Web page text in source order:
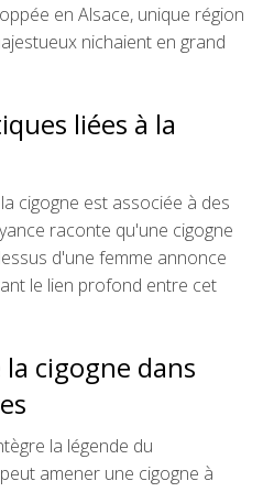
en Alsace, unique région
nichaient en grand
liées à la
cigogne est associée à des
raconte qu'une cigogne
d'une femme annonce
le lien profond entre cet
cigogne dans
la légende du
amener une cigogne à